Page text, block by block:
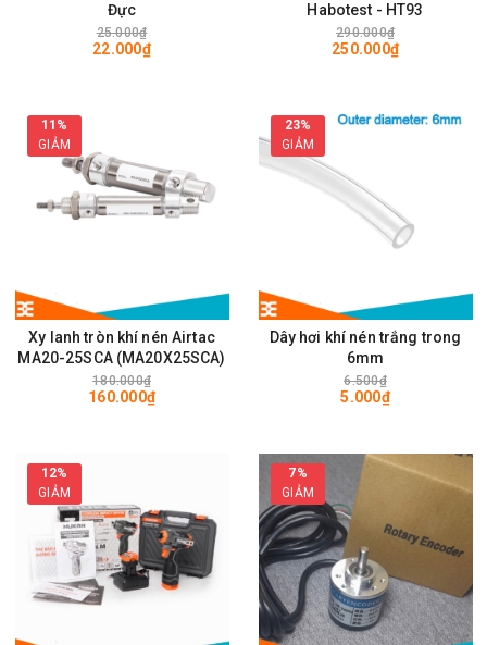
Đực
25.000₫
22.000₫
Habotest - HT93
290.000₫
250.000₫
11%
GIẢM
Xy lanh tròn khí nén Airtac
MA20-25SCA (MA20X25SCA)
180.000₫
160.000₫
23%
GIẢM
Dây hơi khí nén trắng trong
6mm
6.500₫
5.000₫
12%
GIẢM
7%
GIẢM